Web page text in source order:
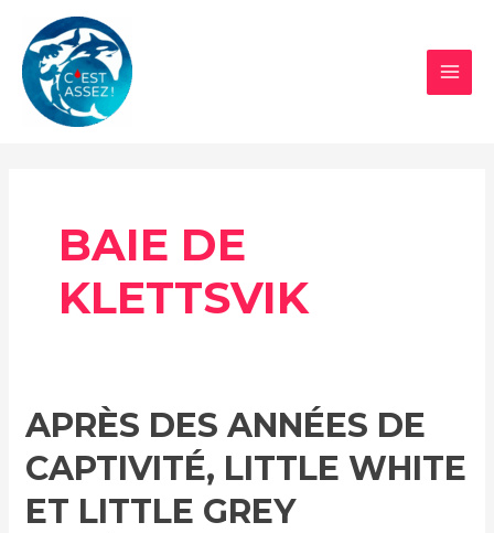
contenu
BAIE DE
KLETTSVIK
APRÈS DES ANNÉES DE
CAPTIVITÉ, LITTLE WHITE
ET LITTLE GREY